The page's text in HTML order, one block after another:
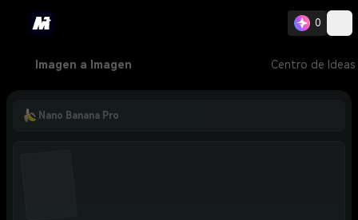
0
Imagen a Imagen Centro de Ideas
Nano Banana Pro